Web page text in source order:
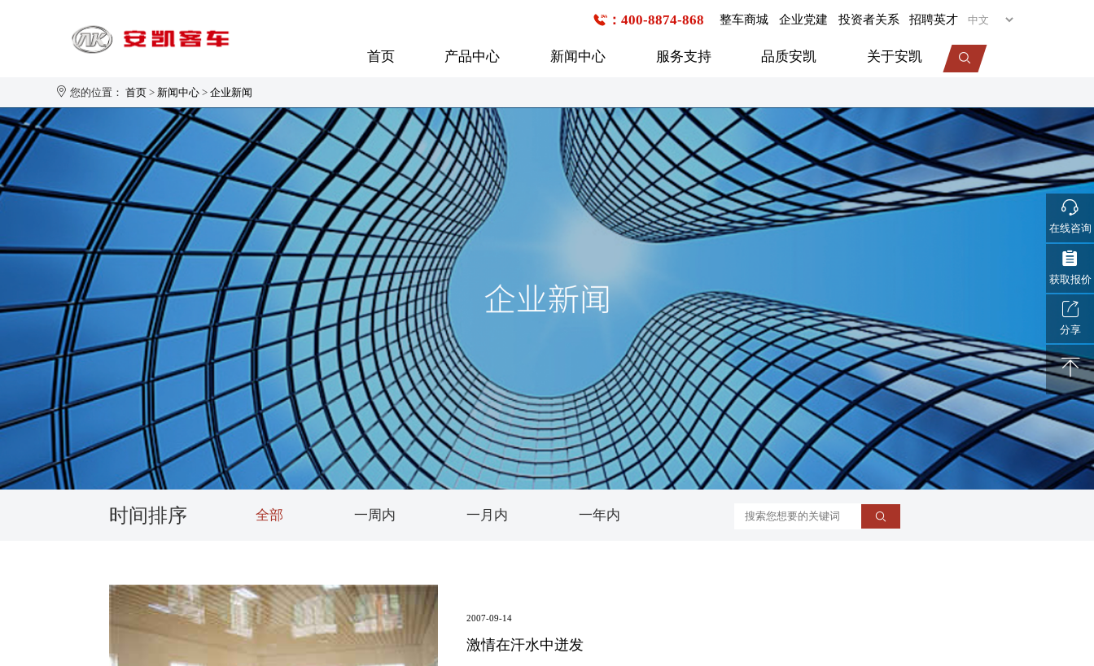
在线咨询
获取报价
分享
：400-8874-868 整车商城 企业党建 投资者关系 招聘英才
首页 产品中心
1-20座
21-30座
31-40座
41-50座
50座以上
6-7米
7-8米
8-9米
9-10米
10-11米
11-12米
12-13米
13米以上
1-20座
1-20座
21-30座
31-40座
41-50座
旅居车
医疗车
机场摆渡车
获取报价： 我要询价
新闻中心
企业新闻 行业新闻 媒体报道
活动专题 世界的安凯
服务支持
安凯大家园 购车流程 服务网点查询
供应商加盟 信息公开 维修技术信息 电池回收
品质安凯
生产制造 技术研发
关于安凯
企业简介 企业文化 发展历程
领导关怀 联系我们
您的位置：首页 > 新闻中心 >企业新闻
时间排序 全部 一周内 一月内 一年内
2007-09-14
激情在汗水中迸发